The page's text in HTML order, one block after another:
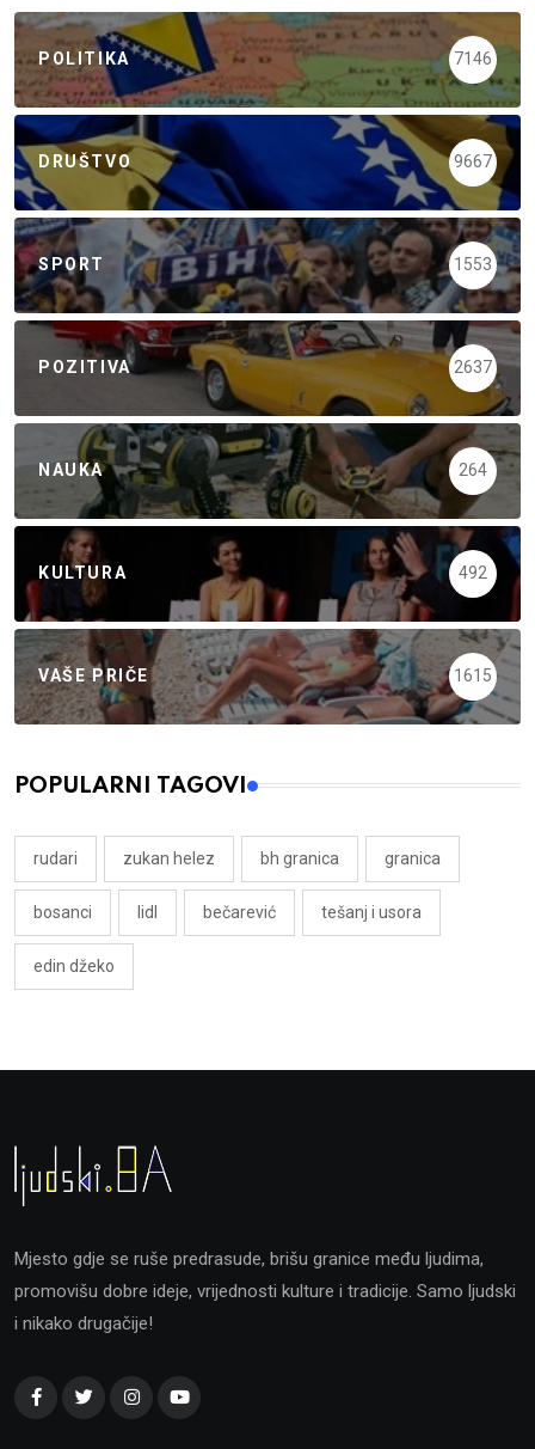
POLITIKA 7146
DRUŠTVO 9667
SPORT 1553
POZITIVA 2637
NAUKA 264
KULTURA 492
VAŠE PRIČE 1615
POPULARNI TAGOVI
rudari zukan helez bh granica granica
bosanci lidl bečarević tešanj i usora
edin džeko
Mjesto gdje se ruše predrasude, brišu granice među ljudima,
promovišu dobre ideje, vrijednosti kulture i tradicije. Samo ljudski
i nikako drugačije!